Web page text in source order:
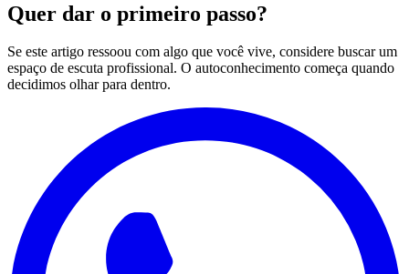
Quer dar o primeiro passo?
Se este artigo ressoou com algo que você vive, considere buscar um
espaço de escuta profissional. O autoconhecimento começa quando
decidimos olhar para dentro.